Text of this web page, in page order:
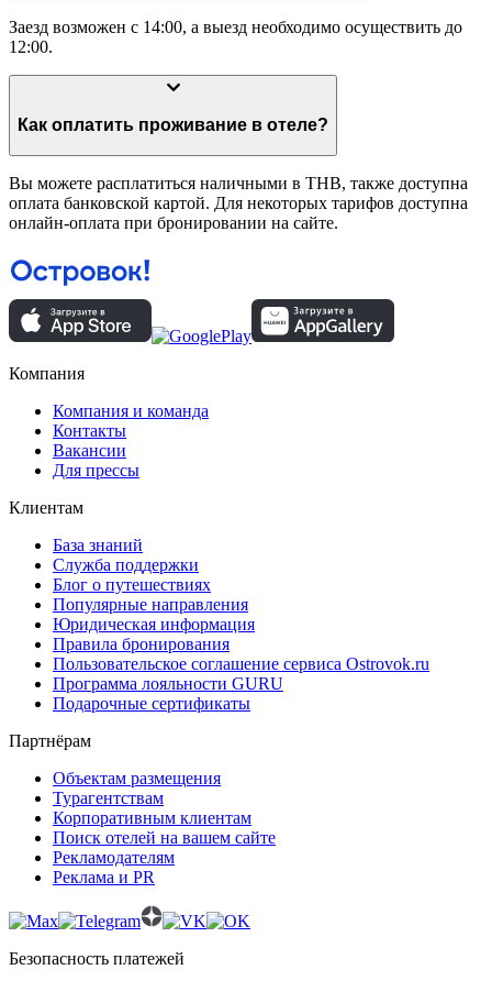
Заезд возможен с 14:00, а выезд необходимо осуществить до
12:00.
Как оплатить проживание в отеле?
Вы можете расплатиться наличными в THB, также доступна
оплата банковской картой. Для некоторых тарифов доступна
онлайн-оплата при бронировании на сайте.
Компания
Компания и команда
Контакты
Вакансии
Для прессы
Клиентам
База знаний
Служба поддержки
Блог о путешествиях
Популярные направления
Юридическая информация
Правила бронирования
Пользовательское соглашение сервиса Ostrovok.ru
Программа лояльности GURU
Подарочные сертификаты
Партнёрам
Объектам размещения
Турагентствам
Корпоративным клиентам
Поиск отелей на вашем сайте
Рекламодателям
Реклама и PR
Безопасность платежей